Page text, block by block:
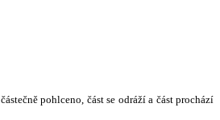
pohlceno, část se odráží a část prochází